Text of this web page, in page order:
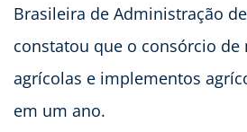
Brasileira de Administração
constatou que o consórcio de
agrícolas e implementos
em um ano.